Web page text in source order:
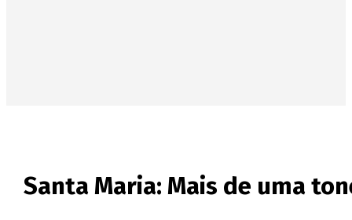
Santa Maria: Mais de uma